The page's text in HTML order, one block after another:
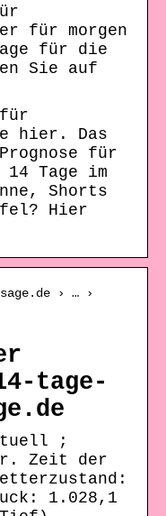
für morgen
für die
Sie auf
hier. Das
für
Tage im
Shorts
Hier
› … ›
tage-
;
Zeit der
1.028,1